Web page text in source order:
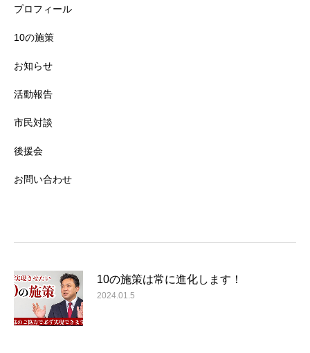
プロフィール
10の施策
お知らせ
活動報告
市民対談
後援会
お問い合わせ
10の施策は常に進化します！
2024.01.5